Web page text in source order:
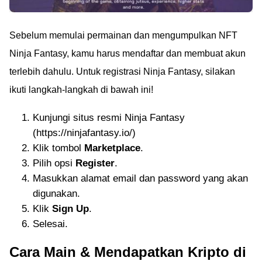
Sebelum memulai permainan dan mengumpulkan NFT
Ninja Fantasy, kamu harus mendaftar dan membuat akun
terlebih dahulu. Untuk registrasi Ninja Fantasy, silakan
ikuti langkah-langkah di bawah ini!
Kunjungi situs resmi Ninja Fantasy
(https://ninjafantasy.io/)
Klik tombol Marketplace.
Pilih opsi Register.
Masukkan alamat email dan password yang akan
digunakan.
Klik Sign Up.
Selesai.
Cara Main & Mendapatkan Kripto di